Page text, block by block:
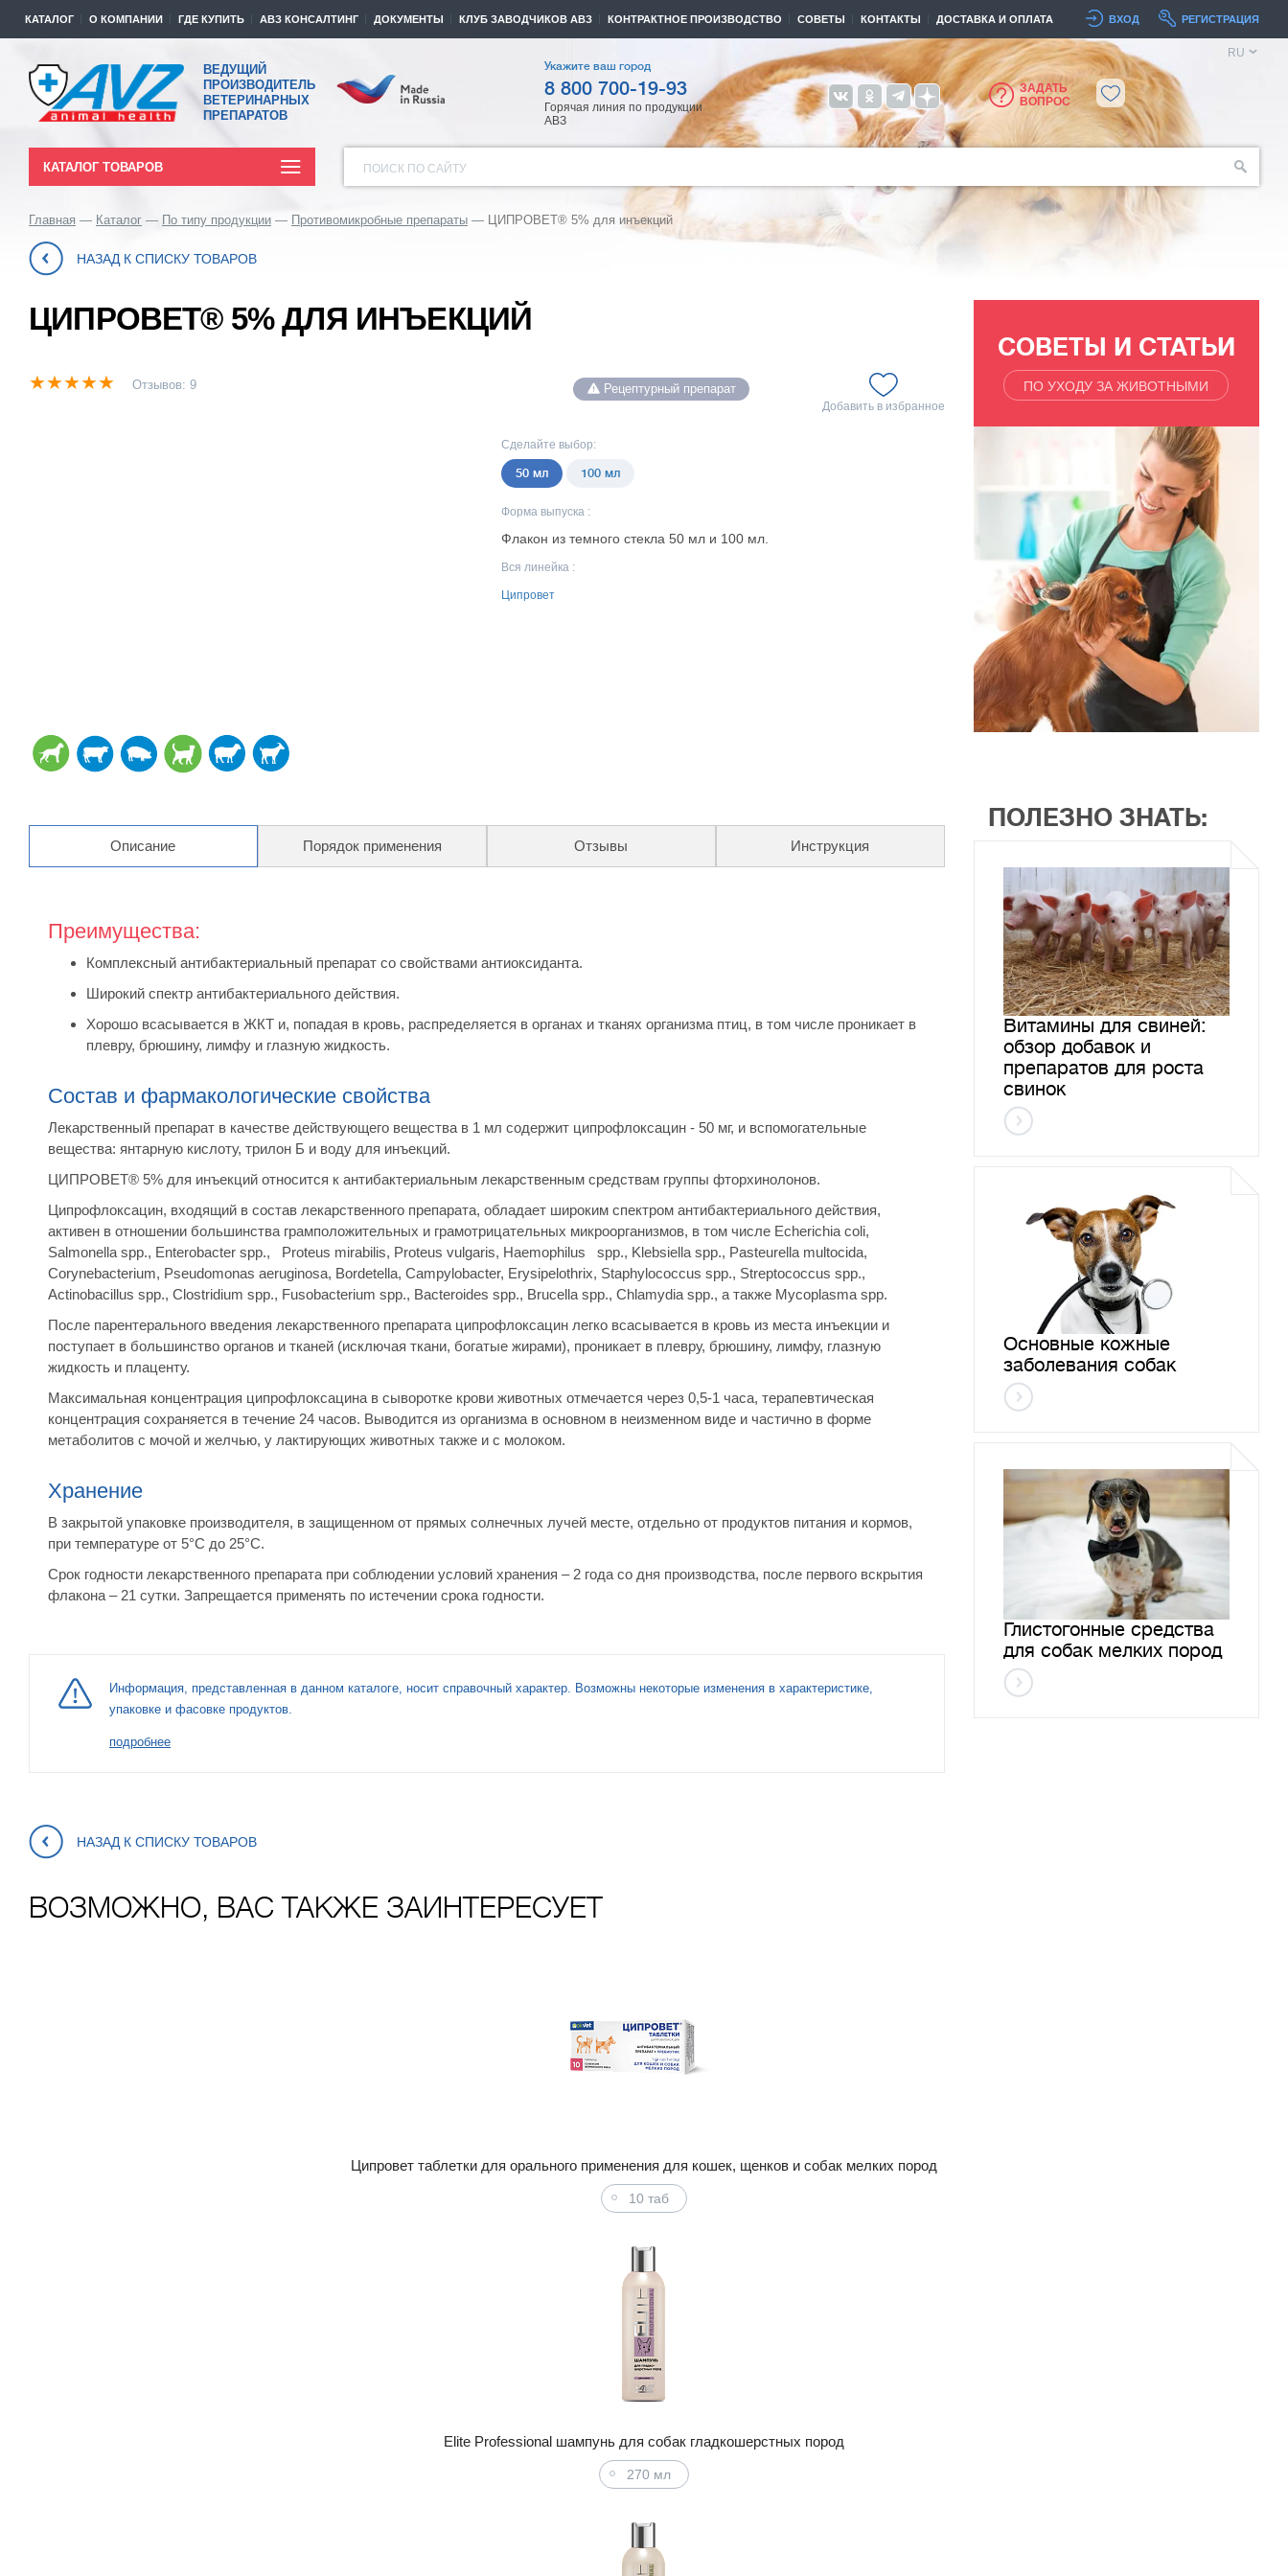
КАТАЛОГ О КОМПАНИИ ГДЕ КУПИТЬ АВЗ КОНСАЛТИНГ ДОКУМЕНТЫ КЛУБ ЗАВОДЧИКОВ АВЗ КОНТРАКТНОЕ ПРОИЗВОДСТВО СОВЕТЫ КОНТАКТЫ ДОСТАВКА И ОПЛАТА ВХОД РЕГИСТРАЦИЯ
ВЕДУЩИЙ
ПРОИЗВОДИТЕЛЬ
ВЕТЕРИНАРНЫХ
ПРЕПАРАТОВ
Укажите ваш город
8 800 700-19-93
Горячая линия по продукции
АВЗ
ЗАДАТЬ
ВОПРОС
RU
КАТАЛОГ ТОВАРОВ ПОИСК ПО САЙТУ
Главная Каталог По типу продукции Противомикробные препараты ЦИПРОВЕТ® 5% для инъекций
НАЗАД К СПИСКУ ТОВАРОВ
ЦИПРОВЕТ® 5% ДЛЯ ИНЪЕКЦИЙ
Отзывов: 9 Рецептурный препарат
Добавить в избранное
Сделайте выбор:
50 мл 100 мл
Форма выпуска :
Флакон из темного стекла 50 мл и 100 мл.
Вся линейка :
Ципровет
Описание Порядок применения Отзывы Инструкция
Преимущества:
Комплексный антибактериальный препарат со свойствами антиоксиданта.
Широкий спектр антибактериального действия.
Хорошо всасывается в ЖКТ и, попадая в кровь, распределяется в органах и тканях организма птиц, в том числе проникает в
плевру, брюшину, лимфу и глазную жидкость.
Состав и фармакологические свойства
Лекарственный препарат в качестве действующего вещества в 1 мл содержит ципрофлоксацин - 50 мг, и вспомогательные
вещества: янтарную кислоту, трилон Б и воду для инъекций.
ЦИПРОВЕТ® 5% для инъекций относится к антибактериальным лекарственным средствам группы фторхинолонов.
Ципрофлоксацин, входящий в состав лекарственного препарата, обладает широким спектром антибактериального действия,
активен в отношении большинства грамположительных и грамотрицательных микроорганизмов, в том числе Echerichia coli,
Salmonella spp., Enterobacter spp., Proteus mirabilis, Proteus vulgaris, Haemophilus spp., Klebsiella spp., Pasteurella multocida,
Corynebacterium, Pseudomonas aeruginosa, Bordetella, Campylobacter, Erysipelothrix, Staphylococcus spp., Streptococcus spp.,
Actinobacillus spp., Clostridium spp., Fusobacterium spp., Bacteroides spp., Brucella spp., Chlamydia spp., а также Mycoplasma spp.
После парентерального введения лекарственного препарата ципрофлоксацин легко всасывается в кровь из места инъекции и
поступает в большинство органов и тканей (исключая ткани, богатые жирами), проникает в плевру, брюшину, лимфу, глазную
жидкость и плаценту.
Максимальная концентрация ципрофлоксацина в сыворотке крови животных отмечается через 0,5-1 часа, терапевтическая
концентрация сохраняется в течение 24 часов. Выводится из организма в основном в неизменном виде и частично в форме
метаболитов с мочой и желчью, у лактирующих животных также и с молоком.
Хранение
В закрытой упаковке производителя, в защищенном от прямых солнечных лучей месте, отдельно от продуктов питания и кормов,
при температуре от 5°С до 25°С.
Срок годности лекарственного препарата при соблюдении условий хранения – 2 года со дня производства, после первого вскрытия
флакона – 21 сутки. Запрещается применять по истечении срока годности.
Информация, представленная в данном каталоге, носит справочный характер. Возможны некоторые изменения в характеристике,
упаковке и фасовке продуктов.
подробнее
НАЗАД К СПИСКУ ТОВАРОВ
СОВЕТЫ И СТАТЬИ
ПО УХОДУ ЗА ЖИВОТНЫМИ
ПОЛЕЗНО ЗНАТЬ:
Витамины для свиней:
обзор добавок и
препаратов для роста
свинок
Основные кожные
заболевания собак
Глистогонные средства
для собак мелких пород
ВОЗМОЖНО, ВАС ТАКЖЕ ЗАИНТЕРЕСУЕТ
Ципровет таблетки для орального применения для кошек, щенков и собак мелких пород
10 таб
Elite Professional шампунь для собак гладкошерстных пород
270 мл